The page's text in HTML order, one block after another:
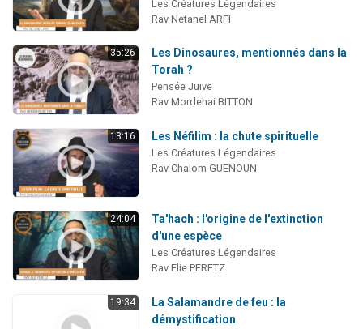
Les Créatures Légendaires
Rav Netanel ARFI
35:26
Les Dinosaures, mentionnés dans la
Torah ?
Pensée Juive
Rav Mordehai BITTON
13:16 Les Néfilim : la chute spirituelle
Les Créatures Légendaires
Rav Chalom GUENOUN
24:04
Ta'hach : l'origine de l'extinction
d'une espèce
Les Créatures Légendaires
Rav Elie PERETZ
19:34
La Salamandre de feu : la
démystification